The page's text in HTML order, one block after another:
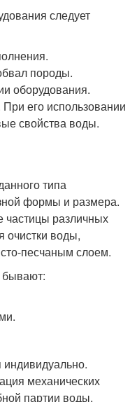
следует
породы.
оборудования.
его использовании
свойства воды.
типа
формы и размера.
частицы различных
очистки воды,
песчаным слоем.
бывают:
индивидуально.
механических
партии воды,